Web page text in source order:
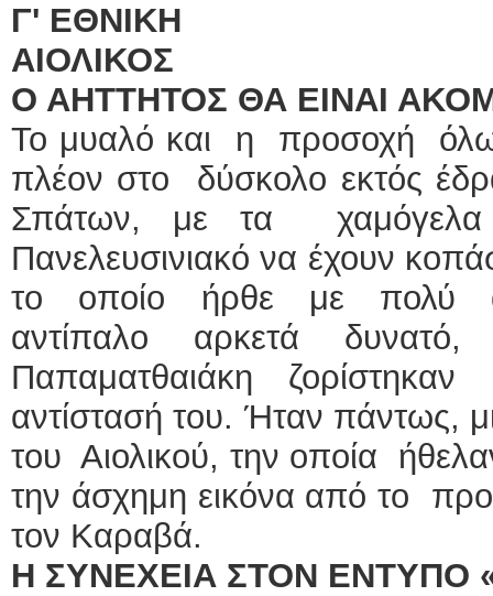
Γ' ΕΘΝΙΚΗ
ΑΙΟΛΙΚΟΣ
Ο ΑΗΤΤΗΤΟΣ ΘΑ ΕΙΝΑΙ
Το μυαλό και η προσοχή
πλέον στο δύσκολο εκτός
Σπάτων, με τα χαμόγελα
Πανελευσινιακό να έχουν
το οποίο ήρθε με πολύ
αντίπαλο αρκετά
Παπαματθαιάκη
αντίστασή του. Ήταν πάντως,
του Αιολικού, την οποία
την άσχημη εικόνα από το
τον Καραβά.
Η ΣΥΝΕΧΕΙΑ ΣΤΟΝ ΕΝΤΥΠΟ